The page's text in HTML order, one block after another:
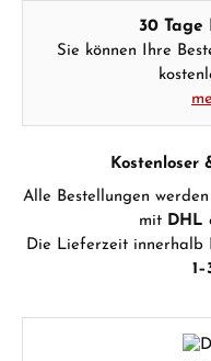
30 Tage
Sie können Ihre
Kostenloser
Alle Bestellungen werden
mit DHL
Die Lieferzeit innerhalb